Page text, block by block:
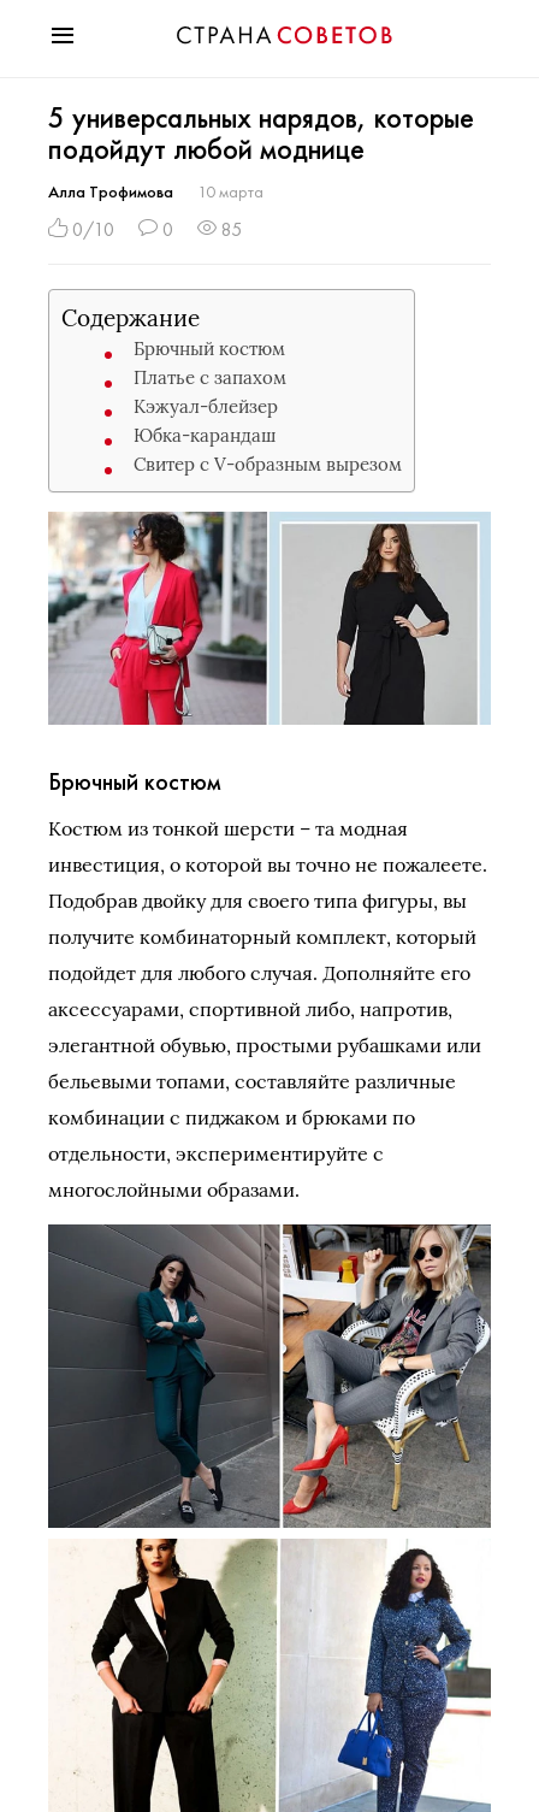
Мода
Звезды
Гороскопы
Здоровье
Хобби
Разное
Праздники
5 универсальных нарядов, которые
подойдут любой моднице
Алла Трофимова 10 марта
0/10 0 85
Содержание
Брючный костюм
Платье с запахом
Кэжуал-блейзер
Юбка-карандаш
Свитер с V-образным вырезом
Брючный костюм
Костюм из тонкой шерсти – та модная
инвестиция, о которой вы точно не пожалеете.
Подобрав двойку для своего типа фигуры, вы
получите комбинаторный комплект, который
подойдет для любого случая. Дополняйте его
аксессуарами, спортивной либо, напротив,
элегантной обувью, простыми рубашками или
бельевыми топами, составляйте различные
комбинации с пиджаком и брюками по
отдельности, экспериментируйте с
многослойными образами.